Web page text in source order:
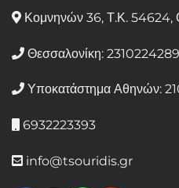
Κομνηνών 36, Τ.Κ. 54624,
Θεσσαλονίκη:
Υποκατάστημα Αθηνών:
6932223393
info@tsouridis.gr